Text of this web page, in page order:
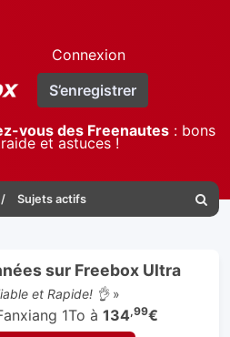
Connexion
S’enregistrer
vous des Freenautes: bons
et astuces !
Sujets actifs
sur Freebox Ultra
et Rapide! 👌»
1To à 134,99€